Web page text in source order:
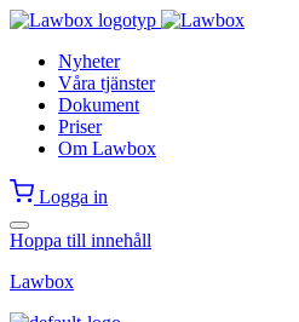
Nyheter
Våra tjänster
Dokument
Priser
Om Lawbox
Logga in
Hoppa till innehåll
Lawbox